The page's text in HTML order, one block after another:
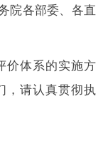
院各部委、各直
体系的实施方
，请认真贯彻执